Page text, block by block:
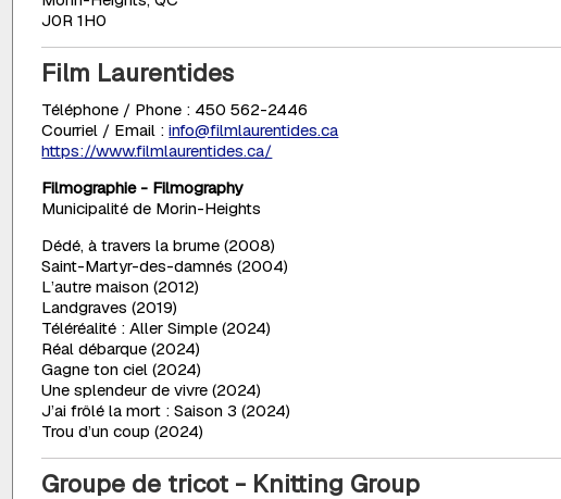
J0R 1H0
Film Laurentides
Téléphone / Phone : 450 562-2446
Courriel / Email :info@filmlaurentides.ca
https://www.filmlaurentides.ca/
Filmographie - Filmography
Municipalité de Morin-Heights
Dédé, à travers la brume (2008)
Saint-Martyr-des-damnés (2004)
L’autre maison (2012)
Landgraves (2019)
Téléréalité : Aller Simple (2024)
Réal débarque (2024)
Gagne ton ciel (2024)
Une splendeur de vivre (2024)
J’ai frôlé la mort : Saison 3 (2024)
Trou d’un coup (2024)
Groupe de tricot - Knitting Group